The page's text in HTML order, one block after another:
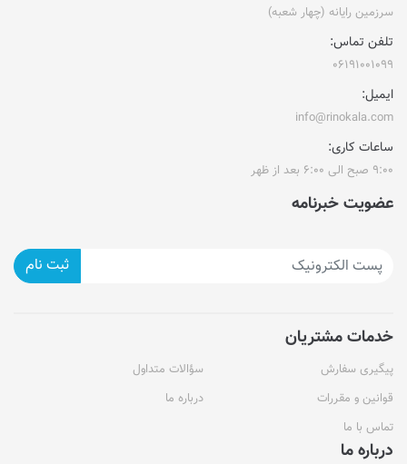
سرزمین رایانه (چهار شعبه)
تلفن تماس:
۰۶۱۹۱۰۰۱۰۹۹
ایمیل:
info@rinokala.com
ساعات کاری:
۹:۰۰ صبح الی ۶:۰۰ بعد از ظهر
عضویت خبرنامه
ثبت نام
خدمات مشتریان
پیگیری سفارش
سؤالات متداول
قوانین و مقررات
درباره ما
تماس با ما
درباره ما